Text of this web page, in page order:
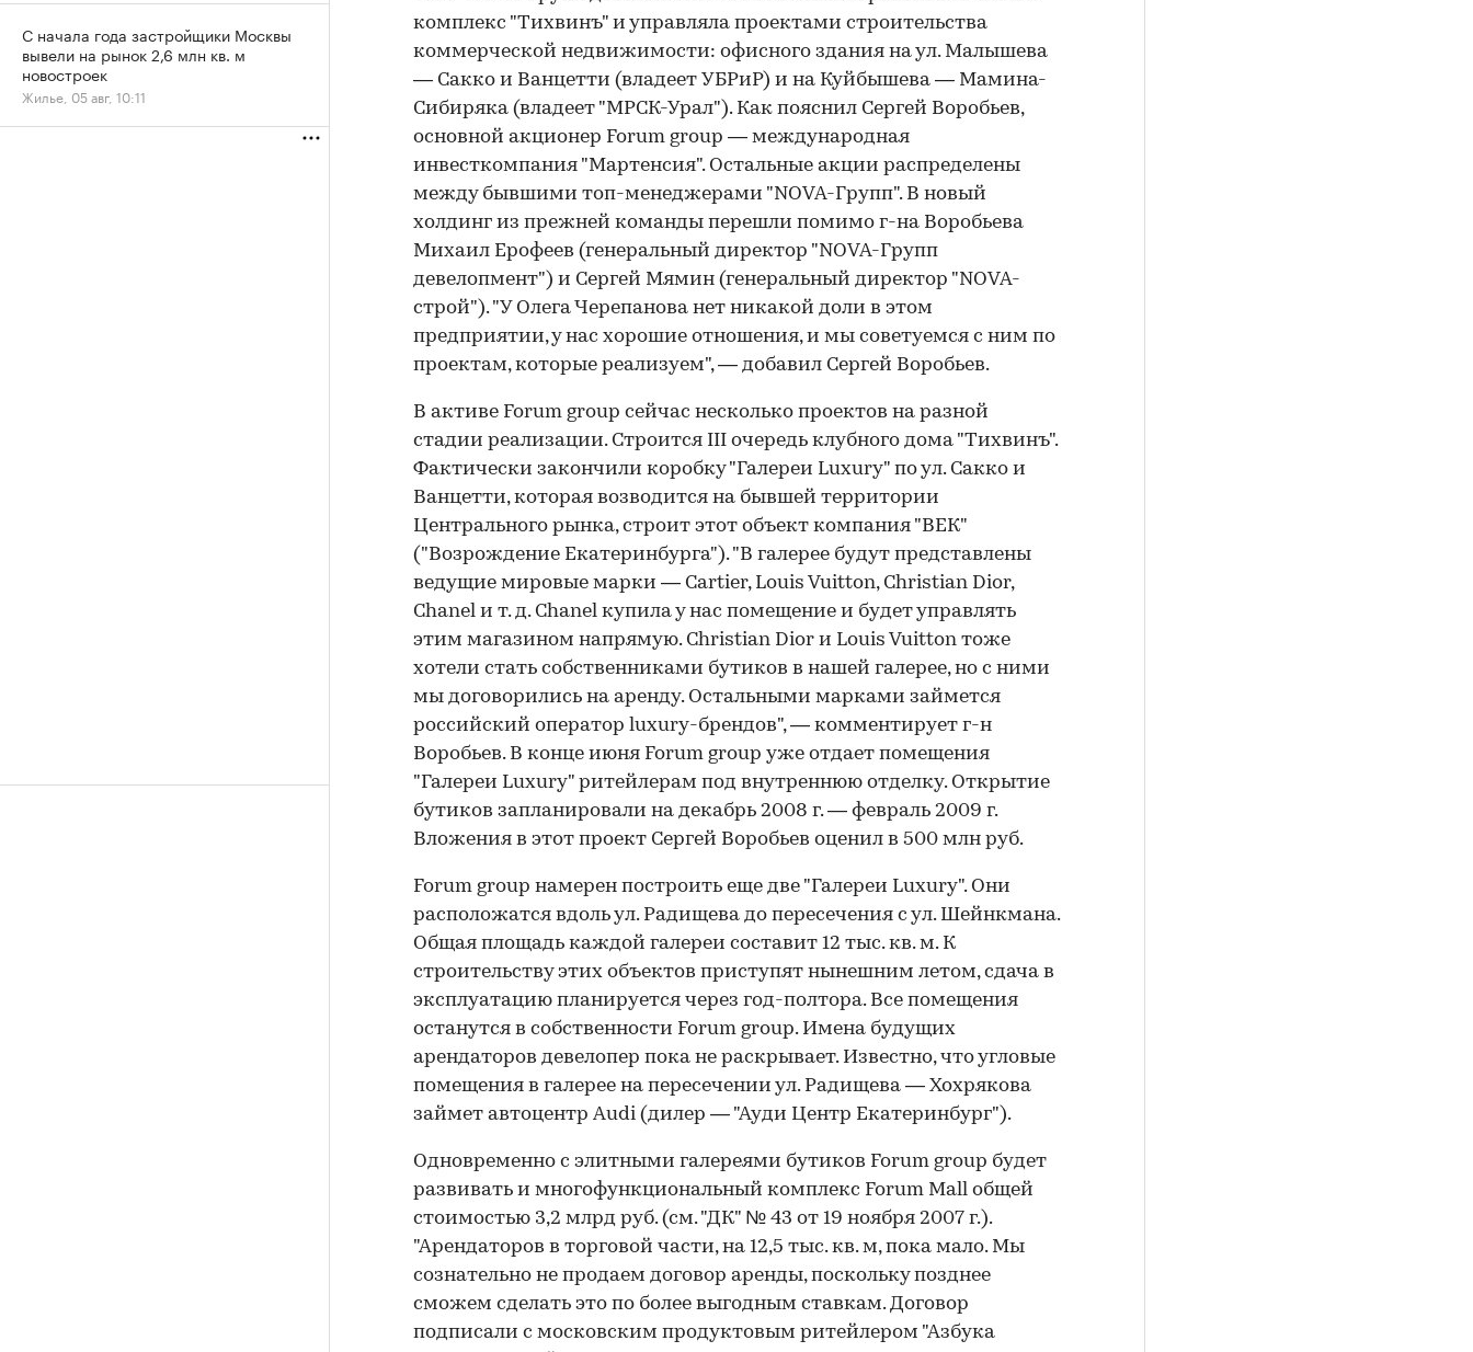
комплекс "Тихвинъ" и управляла проектами строительства
коммерческой недвижимости: офисного здания на ул. Малышева
— Сакко и Ванцетти (владеет УБРиР) и на Куйбышева — Мамина-
Сибиряка (владеет "МРСК-Урал"). Как пояснил Сергей Воробьев,
основной акционер Forum group — международная
инвесткомпания "Мартенсия". Остальные акции распределены
между бывшими топ-менеджерами "NOVA-Групп". В новый
холдинг из преж­ней команды перешли помимо г-на Воробьева
Михаил Ерофеев (генеральный директор "NOVA-Групп
девелопмент") и Сергей Мямин (генеральный директор "NOVA-
строй"). "У Олега Черепанова нет никакой доли в этом
предприятии, у нас хорошие отношения, и мы советуемся с ним по
проектам, которые реализуем", — добавил Сергей Воробьев.
В активе Forum group сейчас несколько проектов на разной
стадии реализации. Строится III очередь клубного дома "Тихвинъ".
Фактически закончили коробку "Галереи Luxury" по ул. Сакко и
Ванцетти, которая возводится на бывшей территории
Центрального рынка, строит этот объект компания "ВЕК"
("Возрождение Екатеринбурга"). "В галерее будут представлены
ведущие мировые марки — Cartier, Louis Vuitton, Christian Dior,
Chanel и т. д. Chanel купила у нас помещение и будет управлять
этим магазином напрямую. Christian Dior и Louis Vuitton тоже
хотели стать собственниками бутиков в нашей галерее, но с ними
мы договорились на аренду. Остальными марками займется
российский оператор luxury-брендов", — комментирует г-н
Воробьев. В конце июня Forum group уже отдает помещения
"Галереи Luxury" ритейлерам под внутреннюю отделку. Открытие
бутиков запланировали на декабрь 2008 г. — февраль 2009 г.
Вложения в этот проект Сергей Воробьев оценил в 500 млн руб.
Forum group намерен построить еще две "Галереи Luxury". Они
расположатся вдоль ул. Радищева до пересечения с ул. Шейнкмана.
Общая площадь каждой галереи составит 12 тыс. кв. м. К
строительству этих объектов приступят нынешним летом, сдача в
эксплуатацию планируется через год-полтора. Все помещения
останутся в собственности Forum group. Имена будущих
арендаторов девелопер пока не раскрывает. Известно, что угловые
помещения в галерее на пересечении ул. Радищева — Хохрякова
займет автоцентр Audi (дилер — "Ауди Центр Екатеринбург").
Одновременно с элитными галереями бутиков Forum group будет
развивать и многофункциональный комплекс Forum Mall общей
стоимостью 3,2 млрд руб. (см. "ДК" № 43 от 19 ноября 2007 г.).
"Арендаторов в торговой части, на 12,5 тыс. кв. м, пока мало. Мы
сознательно не продаем договор аренды, поскольку позднее
сможем сделать это по более выгодным ставкам. Договор
подписали с московским продуктовым ритейлером "Азбука
С начала года застройщики Москвы
вывели на рынок 2,6 млн кв. м
новостроек
Жилье, 05 авг, 10:11